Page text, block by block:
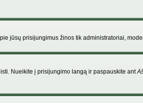
jūsų prisijungimus žinos tik administratoriai,
Nueikite į prisijungimo langą ir paspauskite ant